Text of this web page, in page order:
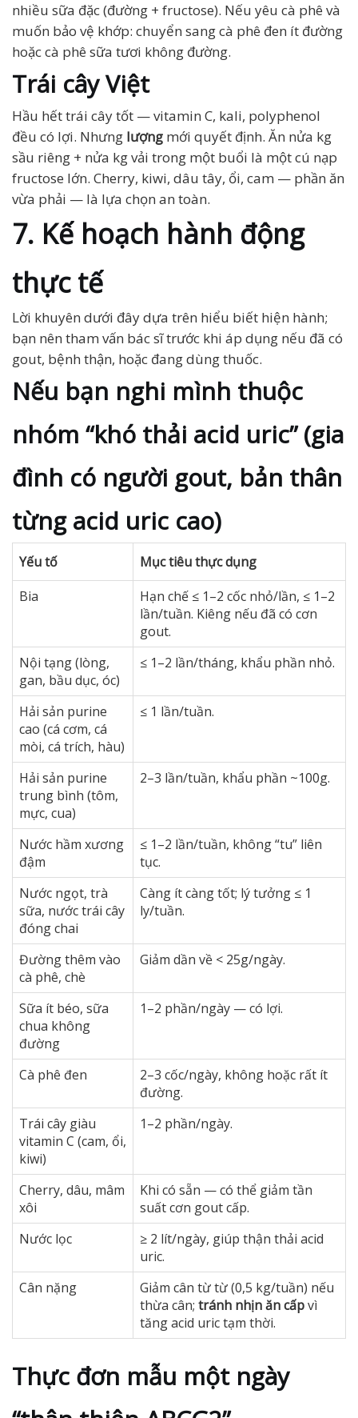
nhiều sữa đặc (đường + fructose). Nếu yêu cà phê và
muốn bảo vệ khớp: chuyển sang cà phê đen ít đường
hoặc cà phê sữa tươi không đường.
Trái cây Việt
Hầu hết trái cây tốt — vitamin C, kali, polyphenol
đều có lợi. Nhưng lượng mới quyết định. Ăn nửa kg
sầu riêng + nửa kg vải trong một buổi là một cú nạp
fructose lớn. Cherry, kiwi, dâu tây, ổi, cam — phần ăn
vừa phải — là lựa chọn an toàn.
7. Kế hoạch hành động
thực tế
Lời khuyên dưới đây dựa trên hiểu biết hiện hành;
bạn nên tham vấn bác sĩ trước khi áp dụng nếu đã có
gout, bệnh thận, hoặc đang dùng thuốc.
Nếu bạn nghi mình thuộc
nhóm “khó thải acid uric” (gia
đình có người gout, bản thân
từng acid uric cao)
Yếu tố
Mục tiêu thực dụng
Bia
Hạn chế ≤ 1–2 cốc nhỏ/lần, ≤ 1–2
lần/tuần. Kiêng nếu đã có cơn
gout.
Nội tạng (lòng,
gan, bầu dục, óc)
≤ 1–2 lần/tháng, khẩu phần nhỏ.
Hải sản purine
cao (cá cơm, cá
mòi, cá trích, hàu)
≤ 1 lần/tuần.
Hải sản purine
trung bình (tôm,
mực, cua)
2–3 lần/tuần, khẩu phần ~100g.
Nước hầm xương
đậm
≤ 1–2 lần/tuần, không “tu” liên
tục.
Nước ngọt, trà
sữa, nước trái cây
đóng chai
Càng ít càng tốt; lý tưởng ≤ 1
ly/tuần.
Đường thêm vào
cà phê, chè
Giảm dần về < 25g/ngày.
Sữa ít béo, sữa
chua không
đường
1–2 phần/ngày — có lợi.
Cà phê đen
2–3 cốc/ngày, không hoặc rất ít
đường.
Trái cây giàu
vitamin C (cam, ổi,
kiwi)
1–2 phần/ngày.
Cherry, dâu, mâm
xôi
Khi có sẵn — có thể giảm tần
suất cơn gout cấp.
Nước lọc
≥ 2 lít/ngày, giúp thận thải acid
uric.
Cân nặng
Giảm cân từ từ (0,5 kg/tuần) nếu
thừa cân; tránh nhịn ăn cấpvì
tăng acid uric tạm thời.
Thực đơn mẫu một ngày